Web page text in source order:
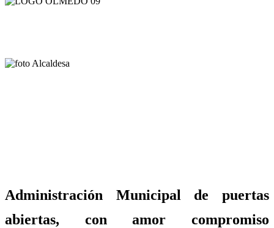
Administración Municipal de puertas
abiertas, con amor compromiso